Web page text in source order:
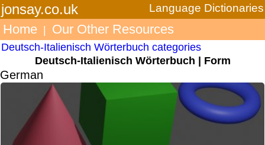
jonsay.co.uk Language Dictionaries
Home Our Other Resources
Deutsch-Italienisch Wörterbuch categories
Deutsch-Italienisch Wörterbuch | Form
German